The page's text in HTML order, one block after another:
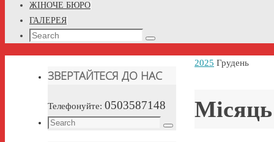
ЖІНОЧЕ БЮРО
ГАЛЕРЕЯ
Search
Search
Home
2025 Грудень
ЗВЕРТАЙТЕСЯ ДО НАС
Телефонуйте: 0503587148
Search
Search